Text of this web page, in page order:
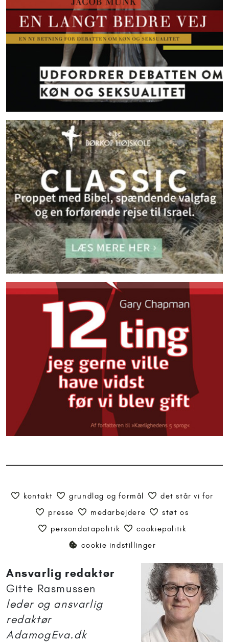
kontakt grundlag og formål
det står vi for
presse
medarbejdere
støt os
persondatapolitik
cookiepolitik
cookie indstillinger
Ansvarlig redaktør
Gitte Rasmussen
leder og ansvarlig
redaktør
AdamogEva.dk